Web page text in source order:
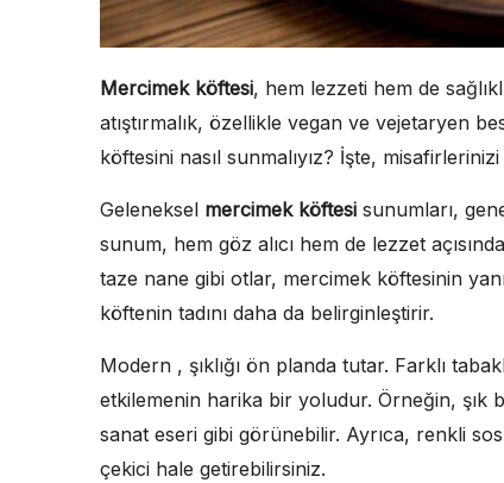
Mercimek köftesi, hem lezzeti hem de
atıştırmalık, özellikle vegan ve vejetaryen
köftesini nasıl sunmalıyız? İşte,
Geleneksel mercimek köftesi sunumları,
sunum, hem göz alıcı hem de lezzet
taze nane gibi otlar, mercimek köftesinin
köftenin tadını daha da belirginleştirir.
Modern , şıklığı ön planda tutar. Farklı
etkilemenin harika bir yoludur. Örneğin, şık
sanat eseri gibi görünebilir. Ayrıca, renkli
çekici hale getirebilirsiniz.